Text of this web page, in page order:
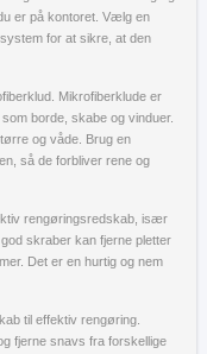
er på kontoret. Vælg en
for at sikre, at den
Mikrofiberklude er
borde, skabe og vinduer.
og våde. Brug en
så de forbliver rene og
rengøringsredskab, især
skraber kan fjerne pletter
Det er en hurtig og nem
til effektiv rengøring.
fjerne snavs fra forskellige